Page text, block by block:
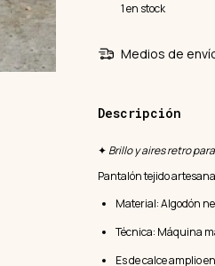
1en stock
Medios de
Descripción
✦ Brillo y aires retro
Pantalón tejido
Material: Algodón
Técnica: Máquina
Es de calce amplio